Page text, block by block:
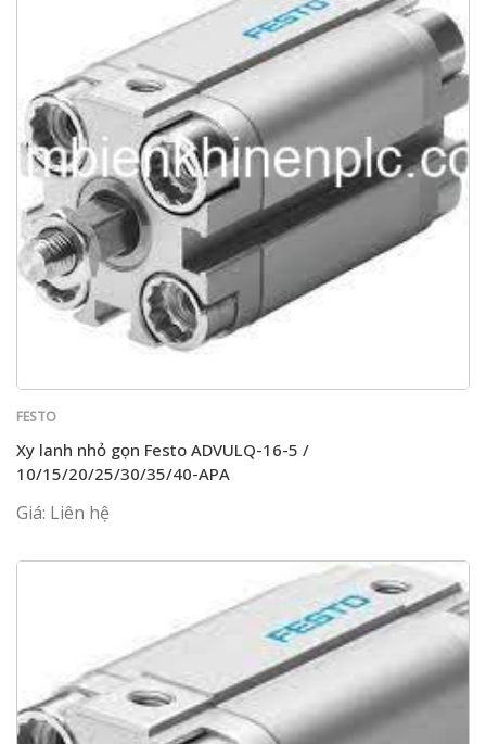
FESTO
Xy lanh nhỏ gọn Festo ADVULQ-16-5 /
10/15/20/25/30/35/40-APA
Giá: Liên hệ